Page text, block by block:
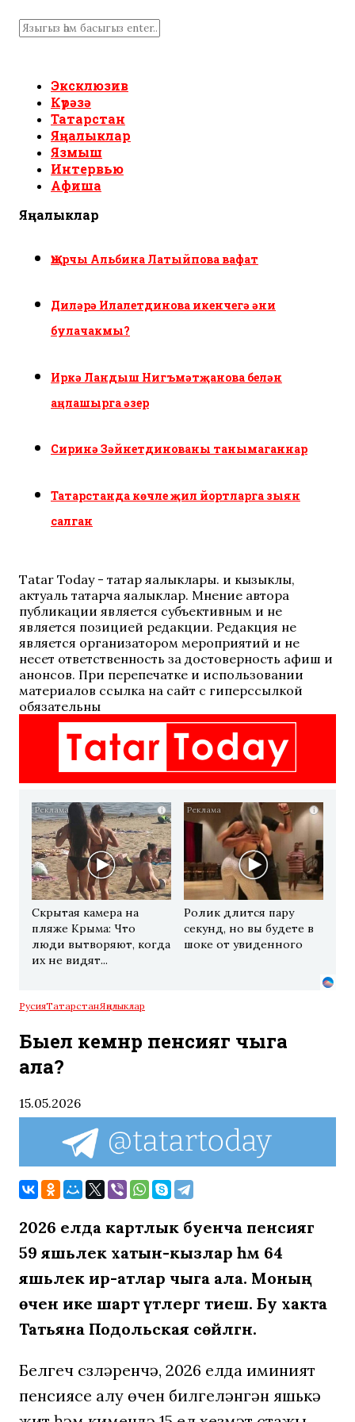
Эксклюзив
Күрәзә
Татарстан
Яңалыклар
Язмыш
Интервью
Афиша
Яңалыклар
Җырчы Альбина Латыйпова вафат
Диләрә Илалетдинова икенчегә әни
булачакмы?
Иркә Ландыш Нигъмәтҗанова белән
аңлашырга әзер
Сиринә Зәйнетдинованы танымаганнар
Татарстанда көчле җил йортларга зыян
салган
Tatar Today - татар яңалыклары. иң кызыклы,
актуаль татарча яңалыклар. Мнение автора
публикации является субъективным и не
является позицией редакции. Редакция не
является организатором мероприятий и не
несет ответственность за достоверность афиш и
анонсов. При перепечатке и использовании
материалов ссылка на сайт с гиперссылкой
обязательны
i
Скрытая камера на
пляже Крыма: Что
люди вытворяют, когда
их не видят...
i
Ролик длится пару
секунд, но вы будете в
шоке от увиденного
РусияТатарстанЯңалыклар
Быел кемнәр пенсиягә чыга
ала?
15.05.2026
2026 елда картлык буенча пенсиягә
59 яшьлек хатын-кызлар һәм 64
яшьлек ир-атлар чыга ала. Моның
өчен ике шарт үтәлергә тиеш. Бу хакта
Татьяна Подольская сөйләгән.
Белгеч сүзләренчә, 2026 елда иминият
пенсиясе алу өчен билгеләнгән яшькә